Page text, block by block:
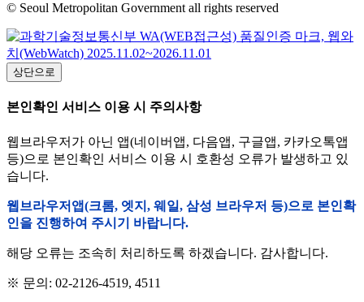
© Seoul Metropolitan Government all rights reserved
상단으로
본인확인 서비스 이용 시 주의사항
웹브라우저가 아닌 앱(네이버앱, 다음앱, 구글앱, 카카오톡앱
등)으로 본인확인 서비스 이용 시 호환성 오류가 발생하고 있
습니다.
웹브라우저앱(크롬, 엣지, 웨일, 삼성 브라우저 등)으로 본인확
인을 진행하여 주시기 바랍니다.
해당 오류는 조속히 처리하도록 하겠습니다. 감사합니다.
※ 문의: 02-2126-4519, 4511